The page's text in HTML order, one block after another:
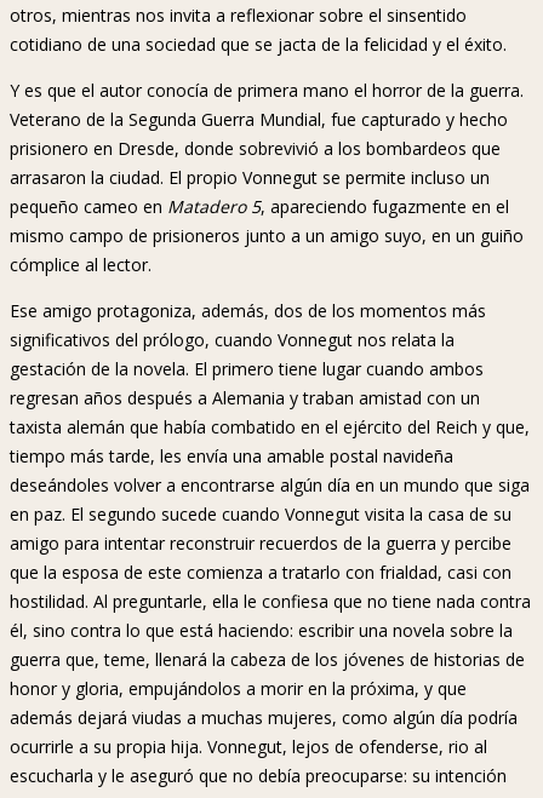
otros, mientras nos invita a reflexionar sobre el sinsentido
cotidiano de una sociedad que se jacta de la felicidad y el éxito.
Y es que el autor conocía de primera mano el horror de la guerra.
Veterano de la Segunda Guerra Mundial, fue capturado y hecho
prisionero en Dresde, donde sobrevivió a los bombardeos que
arrasaron la ciudad. El propio Vonnegut se permite incluso un
pequeño cameo en Matadero 5, apareciendo fugazmente en el
mismo campo de prisioneros junto a un amigo suyo, en un guiño
cómplice al lector.
Ese amigo protagoniza, además, dos de los momentos más
significativos del prólogo, cuando Vonnegut nos relata la
gestación de la novela. El primero tiene lugar cuando ambos
regresan años después a Alemania y traban amistad con un
taxista alemán que había combatido en el ejército del Reich y que,
tiempo más tarde, les envía una amable postal navideña
deseándoles volver a encontrarse algún día en un mundo que siga
en paz. El segundo sucede cuando Vonnegut visita la casa de su
amigo para intentar reconstruir recuerdos de la guerra y percibe
que la esposa de este comienza a tratarlo con frialdad, casi con
hostilidad. Al preguntarle, ella le confiesa que no tiene nada contra
él, sino contra lo que está haciendo: escribir una novela sobre la
guerra que, teme, llenará la cabeza de los jóvenes de historias de
honor y gloria, empujándolos a morir en la próxima, y que
además dejará viudas a muchas mujeres, como algún día podría
ocurrirle a su propia hija. Vonnegut, lejos de ofenderse, rio al
escucharla y le aseguró que no debía preocuparse: su intención